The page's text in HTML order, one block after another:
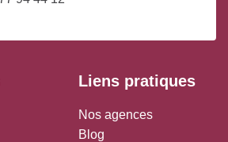
Liens pratiques
Nos agences
Blog